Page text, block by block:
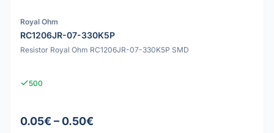
Royal Ohm
RC1206JR-07-330K5P
Resistor Royal Ohm RC1206JR-07-330K5P SMD
500
0.05€ – 0.50€